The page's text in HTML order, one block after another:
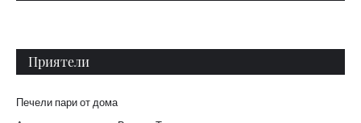
Приятели
Печели пари от дома